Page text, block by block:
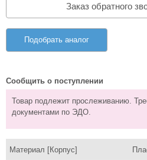
Заказ обратного
Подобрать аналог
Сообщить о поступлении
Товар подлежит прослеживанию.
документами по ЭДО.
Материал [Корпус]